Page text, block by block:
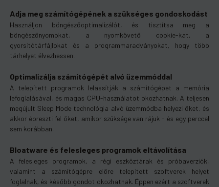
Adja meg számítógépének a szükséges gondoskodást
Használjon böngészőoptimalizálót, és tisztítsa meg a
böngészőnyomokat, a nyomkövető cookie-kat, a
gyorsítótárfájlokat és a programmaradványokat, hogy több
tárhelyet élvezhessen.
Optimalizálja számítógépét alvó üzemmóddal
A telepített programok lelassítják a számítógépet a memória
lefoglalásával, és magas CPU-használatot okozhatnak. A teljesen
megújult Sleep Mode technológia alvó üzemmódba helyezi őket, és
akkor ébreszti fel őket, amikor szüksége van rájuk - és egy perccel
sem korábban.
Bloatware és felesleges programok eltávolítása
A felesleges programok, a régi eszköztárak és próbaverziók,
valamint a számítógépre előre telepített szoftverek helyet
foglalnak, és később gondot okozhatnak. Éppen ezért a szoftverek